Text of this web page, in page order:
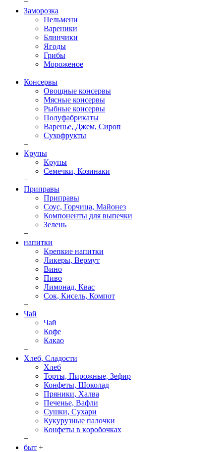
+
Заморозка
Пельмени
Вареники
Блинчики
Ягоды
Грибы
Мороженое
+
Консервы
Овощные консервы
Мясные консервы
Рыбные консервы
Полуфабрикаты
Варенье, Джем, Сироп
Сухофрукты
+
Крупы
Крупы
Семечки, Козинаки
+
Приправы
Приправы
Соус, Горчица, Майонез
Компоненты для выпечки
Зелень
+
напитки
Крепкие напитки
Ликеры, Вермут
Вино
Пиво
Лимонад, Квас
Сок, Кисель, Компот
+
Чай
Чай
Кофе
Какао
+
Хлеб, Сладости
Хлеб
Торты, Пирожные, Зефир
Конфеты, Шоколад
Пряники, Халва
Печенье, Вафли
Сушки, Сухари
Кукурузные палочки
Конфеты в кoробочках
+
быт +